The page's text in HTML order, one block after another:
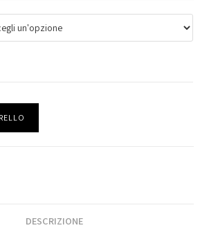
DESCRIZIONE